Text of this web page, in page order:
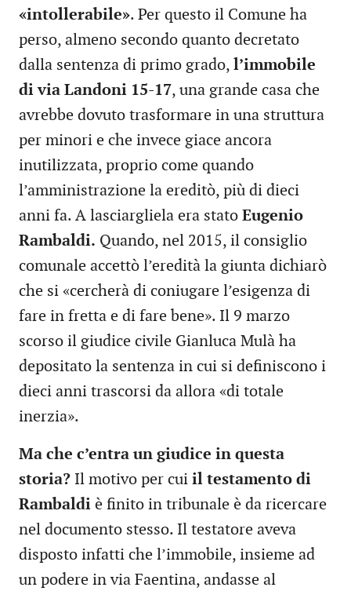
«intollerabile». Per questo il Comune ha
perso, almeno secondo quanto decretato
dalla sentenza di primo grado, l’immobile
di via Landoni 15-17, una grande casa che
avrebbe dovuto trasformare in una struttura
per minori e che invece giace ancora
inutilizzata, proprio come quando
l’amministrazione la ereditò, più di dieci
anni fa. A lasciargliela era stato Eugenio
Rambaldi. Quando, nel 2015, il consiglio
comunale accettò l’eredità la giunta dichiarò
che si «cercherà di coniugare l’esigenza di
fare in fretta e di fare bene». Il 9 marzo
scorso il giudice civile Gianluca Mulà ha
depositato la sentenza in cui si definiscono i
dieci anni trascorsi da allora «di totale
inerzia».
Ma che c’entra un giudice in questa
storia? Il motivo per cui il testamento di
Rambaldi è finito in tribunale è da ricercare
nel documento stesso. Il testatore aveva
disposto infatti che l’immobile, insieme ad
un podere in via Faentina, andasse al